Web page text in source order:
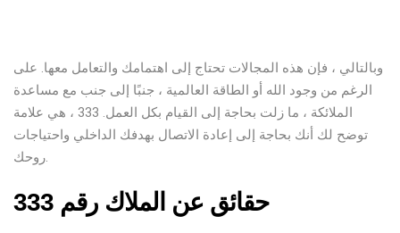
وبالتالي ، فإن هذه المجالات تحتاج إلى اهتمامك والتعامل معها. على
الرغم من وجود الله أو الطاقة العالمية ، جنبًا إلى جنب مع مساعدة
الملائكة ، ما زلت بحاجة إلى القيام بكل العمل. 333 ، هي علامة
توضح لك أنك بحاجة إلى إعادة الاتصال بهدفك الداخلي واحتياجات
روحك.
حقائق عن الملاك رقم 333